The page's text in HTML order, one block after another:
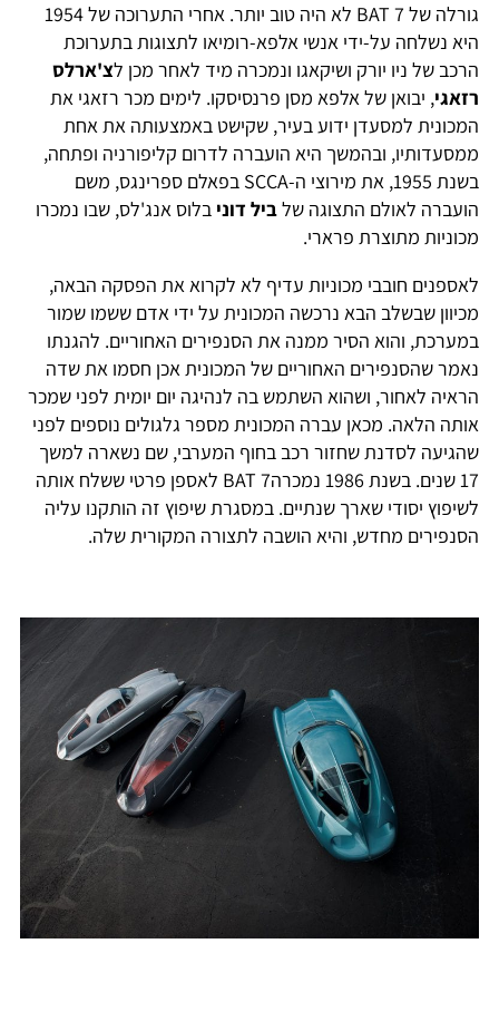
גורלה של BAT 7 לא היה טוב יותר. אחרי התערוכה של 1954
היא נשלחה על-ידי אנשי אלפא-רומיאו לתצוגות בתערוכת
הרכב של ניו יורק ושיקאגו ונמכרה מיד לאחר מכן לצ'ארלס
רזאגי, יבואן של אלפא מסן פרנסיסקו. לימים מכר רזאגי את
המכונית למסעדן ידוע בעיר, שקישט באמצעותה את אחת
ממסעדותיו, ובהמשך היא הועברה לדרום קליפורניה ופתחה,
בשנת 1955, את מירוצי ה-SCCA בפאלם ספרינגס, משם
הועברה לאולם התצוגה שלביל דוני בלוס אנג'לס, שבו נמכרו
מכוניות מתוצרת פרארי.
לאספנים חובבי מכוניות עדיף לא לקרוא את הפסקה הבאה,
מכיוון שבשלב הבא נרכשה המכונית על ידי אדם ששמו שמור
במערכת, והוא הסיר ממנה את הסנפירים האחוריים. להגנתו
נאמר שהסנפירים האחוריים של המכונית אכן חסמו את שדה
הראיה לאחור, ושהוא השתמש בה לנהיגה יום יומית לפני שמכר
אותה הלאה. מכאן עברה המכונית מספר גלגולים נוספים לפני
שהגיעה לסדנת שחזור רכב בחוף המערבי, שם נשארה למשך
17 שנים. בשנת 1986 נמכרהBAT 7 לאספן פרטי ששלח אותה
לשיפוץ יסודי שארך שנתיים. במסגרת שיפוץ זה הותקנו עליה
הסנפירים מחדש, והיא הושבה לתצורה המקורית שלה.